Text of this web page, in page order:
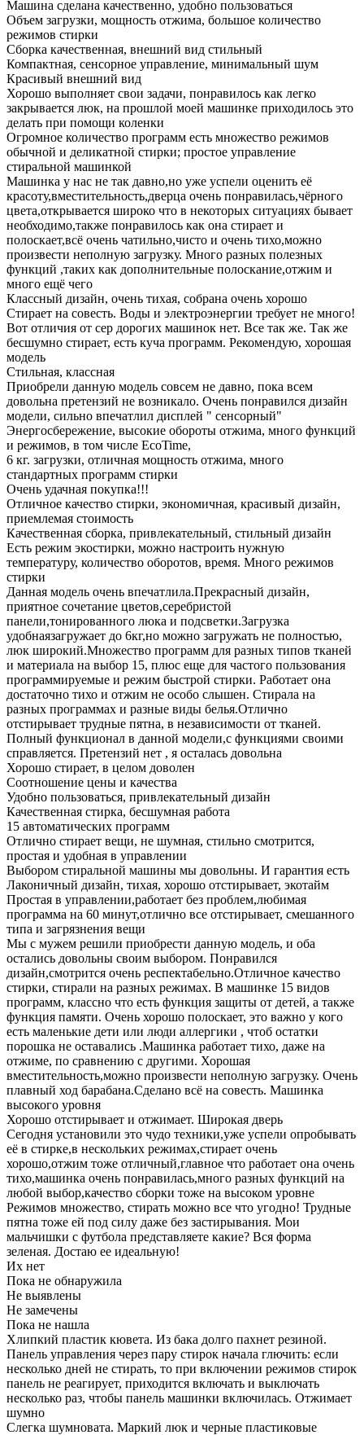
Машина сделана качественно, удобно пользоваться
Объем загрузки, мощность отжима, большое количество
режимов стирки
Сборка качественная, внешний вид стильный
Компактная, сенсорное управление, минимальный шум
Красивый внешний вид
Хорошо выполняет свои задачи, понравилось как легко
закрывается люк, на прошлой моей машинке приходилось это
делать при помощи коленки
Огромное количество программ есть множество режимов
обычной и деликатной стирки; простое управление
стиральной машинкой
Машинка у нас не так давно,но уже успели оценить её
красоту,вместительность,дверца очень понравилась,чёрного
цвета,открывается широко что в некоторых ситуациях бывает
необходимо,также понравилось как она стирает и
полоскает,всё очень чатильно,чисто и очень тихо,можно
произвести неполную загрузку. Много разных полезных
функций ,таких как дополнительные полоскание,отжим и
много ещё чего
Классный дизайн, очень тихая, собрана очень хорошо
Стирает на совесть. Воды и электроэнергии требует не много!
Вот отличия от сер дорогих машинок нет. Все так же. Так же
бесшумно стирает, есть куча программ. Рекомендую, хорошая
модель
Стильная, классная
Приобрели данную модель совсем не давно, пока всем
довольна претензий не возникало. Очень понравился дизайн
модели, сильно впечатлил дисплей " сенсорный"
Энергосбережение, высокие обороты отжима, много функций
и режимов, в том числе EcoTime,
6 кг. загрузки, отличная мощность отжима, много
стандартных программ стирки
Очень удачная покупка!!!
Отличное качество стирки, экономичная, красивый дизайн,
приемлемая стоимость
Качественная сборка, привлекательный, стильный дизайн
Есть режим экостирки, можно настроить нужную
температуру, количество оборотов, время. Много режимов
стирки
Данная модель очень впечатлила.Прекрасный дизайн,
приятное сочетание цветов,серебристой
панели,тонированного люка и подсветки.Загрузка
удобнаязагружает до 6кг,но можно загружать не полностью,
люк широкий.Множество программ для разных типов тканей
и материала на выбор 15, плюс еще для частого пользования
программируемые и режим быстрой стирки. Работает она
достаточно тихо и отжим не особо слышен. Стирала на
разных программах и разные виды белья.Отлично
отстирывает трудные пятна, в независимости от тканей.
Полный функционал в данной модели,с функциями своими
справляется. Претензий нет , я осталась довольна
Хорошо стирает, в целом доволен
Соотношение цены и качества
Удобно пользоваться, привлекательный дизайн
Качественная стирка, бесшумная работа
15 автоматических программ
Отлично стирает вещи, не шумная, стильно смотрится,
простая и удобная в управлении
Выбором стиральной машины мы довольны. И гарантия есть
Лаконичный дизайн, тихая, хорошо отстирывает, экотайм
Простая в управлении,работает без проблем,любимая
программа на 60 минут,отлично все отстирывает, смешанного
типа и загрязнения вещи
Мы с мужем решили приобрести данную модель, и оба
остались довольны своим выбором. Понравился
дизайн,смотрится очень респектабельно.Отличное качество
стирки, стирали на разных режимах. В машинке 15 видов
программ, классно что есть функция защиты от детей, а также
функция памяти. Очень хорошо полоскает, это важно у кого
есть маленькие дети или люди аллергики , чтоб остатки
порошка не оставались .Машинка работает тихо, даже на
отжиме, по сравнению с другими. Хорошая
вместительность,можно произвести неполную загрузку. Очень
плавный ход барабана.Сделано всё на совесть. Машинка
высокого уровня
Хорошо отстирывает и отжимает. Широкая дверь
Сегодня установили это чудо техники,уже успели опробывать
её в стирке,в нескольких режимах,стирает очень
хорошо,отжим тоже отличный,главное что работает она очень
тихо,машинка очень понравилась,много разных функций на
любой выбор,качество сборки тоже на высоком уровне
Режимов множество, стирать можно все что угодно! Трудные
пятна тоже ей под силу даже без застирывания. Мои
мальчишки с футбола представляете какие? Вся форма
зеленая. Достаю ее идеальную!
Их нет
Пока не обнаружила
Не выявлены
Не замечены
Пока не нашла
Хлипкий пластик кювета. Из бака долго пахнет резиной.
Панель управления через пару стирок начала глючить: если
несколько дней не стирать, то при включении режимов стирок
панель не реагирует, приходится включать и выключать
несколько раз, чтобы панель машинки включилась. Отжимает
шумно
Слегка шумновата. Маркий люк и черные пластиковые